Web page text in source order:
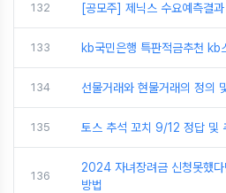
132 [공모주] 제닉스 수요예측결
133 kb국민은행 특판적금추천
134 선물거래와 현물거래의 정의
135 토스 추석 꼬치 9/12 정답 및
136
2024 자녀장려금 신청못했
방법